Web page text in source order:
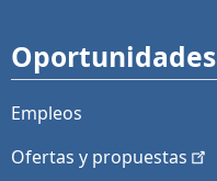
Oportunidades
Empleos
Ofertas y propuestas